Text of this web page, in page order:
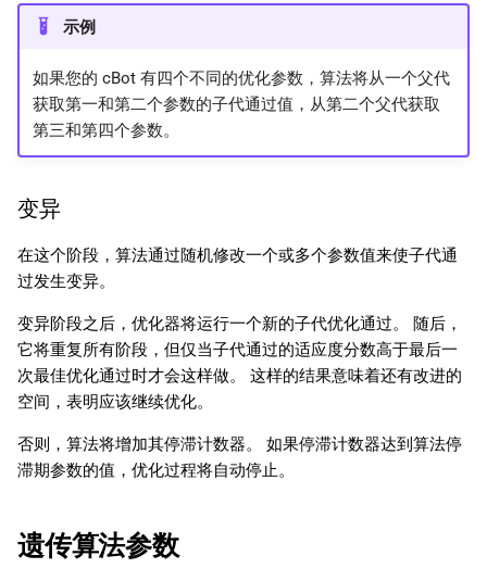
示例
如果您的 cBot 有四个不同的优化参数，算法将从一个父代
获取第一和第二个参数的子代通过值，从第二个父代获取
第三和第四个参数。
变异
在这个阶段，算法通过随机修改一个或多个参数值来使子代通
过发生变异。
变异阶段之后，优化器将运行一个新的子代优化通过。 随后，
它将重复所有阶段，但仅当子代通过的适应度分数高于最后一
次最佳优化通过时才会这样做。 这样的结果意味着还有改进的
空间，表明应该继续优化。
否则，算法将增加其停滞计数器。 如果停滞计数器达到算法停
滞期参数的值，优化过程将自动停止。
遗传算法参数